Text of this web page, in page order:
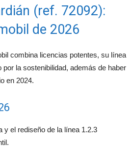
(ref. 72092):
de 2026
combina licencias potentes, su línea
la sostenibilidad, además de haber
en 2024.
y el rediseño de la línea 1.2.3